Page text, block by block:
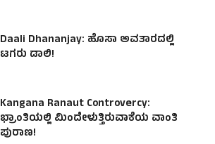
Daali Dhananjay: ಹೊಸಾ ಅವತಾರದಲ್ಲಿ
ಟಗರು ಡಾಲಿ!
Kangana Ranaut Controvercy:
ಭ್ರಾಂತಿಯಲ್ಲಿ ಮಿಂದೇಳುತ್ತಿರುವಾಕೆಯ ವಾಂತಿ
ಪುರಾಣ!